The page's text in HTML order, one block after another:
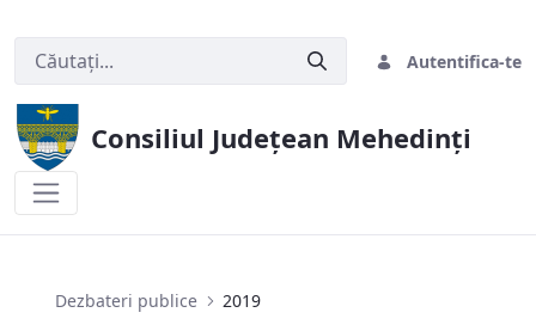
Autentifica-te
Consiliul Județean Mehedinți
Dezbateri publice 2019